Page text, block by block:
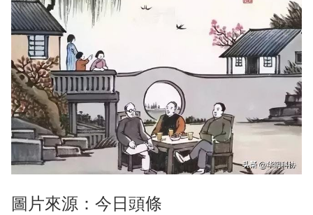
圖片來源：今日頭條